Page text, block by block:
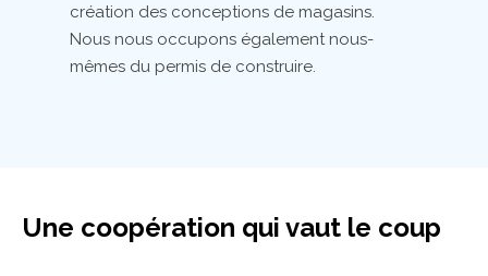
création des conceptions de magasins.
Nous nous occupons également nous-
mêmes du permis de construire.
Une coopération qui vaut le coup